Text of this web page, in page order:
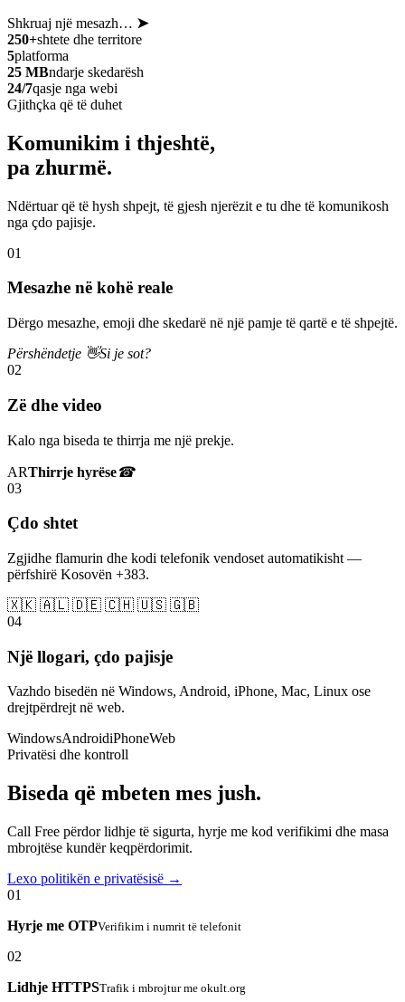
Shkruaj një mesazh… ➤
250+shtete dhe territore
5platforma
25 MBndarje skedarësh
24/7qasje nga webi
Gjithçka që të duhet
Komunikim i thjeshtë,
pa zhurmë.
Ndërtuar që të hysh shpejt, të gjesh njerëzit e tu dhe të komunikosh
nga çdo pajisje.
01
Mesazhe në kohë reale
Dërgo mesazhe, emoji dhe skedarë në një pamje të qartë e të shpejtë.
Përshëndetje 👋Si je sot?
02
Zë dhe video
Kalo nga biseda te thirrja me një prekje.
ARThirrje hyrëse☎
03
Çdo shtet
Zgjidhe flamurin dhe kodi telefonik vendoset automatikisht —
përfshirë Kosovën +383.
🇽🇰 🇦🇱 🇩🇪 🇨🇭 🇺🇸 🇬🇧
04
Një llogari, çdo pajisje
Vazhdo bisedën në Windows, Android, iPhone, Mac, Linux ose
drejtpërdrejt në web.
WindowsAndroidiPhoneWeb
Privatësi dhe kontroll
Biseda që mbeten mes jush.
Call Free përdor lidhje të sigurta, hyrje me kod verifikimi dhe masa
mbrojtëse kundër keqpërdorimit.
Lexo politikën e privatësisë →
01
Hyrje me OTPVerifikim i numrit të telefonit
02
Lidhje HTTPSTrafik i mbrojtur me okult.org